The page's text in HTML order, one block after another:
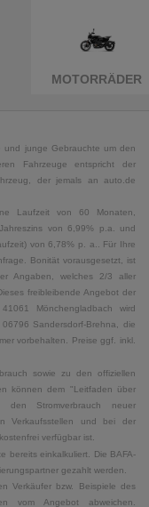
MOTORRÄDER
und junge Gebrauchte um den
Fahrzeuge entspricht der
der jemals an auto.de
Laufzeit von 60 Monaten,
von 6,99% p.a. und
von 6,78% p. a.. Für Ihre
Bonität vorausgesetzt, ist
Angaben, welches 2/3 aller
freibleibende Angebot der
Mönchengladbach wird
Sandersdorf-Brehna, die
vorbehalten. Preise ggf. inkl.
sowie zu den offiziellen
können dem "Leitfaden über
den Stromverbrauch neuer
Verkaufsstellen und bei der
verfügbar ist.
bereits einkalkuliert. Die BAFA-
gezahlt werden.
Verkäufer bzw. Beispiele des
vom Angebot abweichen.